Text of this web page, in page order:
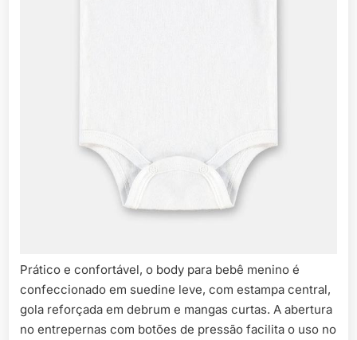
Prático e confortável, o body para bebê menino é
confeccionado em suedine leve, com estampa central,
gola reforçada em debrum e mangas curtas. A abertura
no entrepernas com botões de pressão facilita o uso no